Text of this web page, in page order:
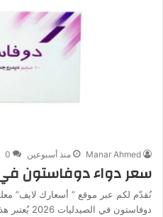
Manar Ahmed منذ أسبوعين 0
سعر دواء دوفاستون في
نُقدّم لكم عبر موقع ” أسعارك لايف”
دوفاستون في الصيدليات 2026 يُعتبر هذا العلاج من…